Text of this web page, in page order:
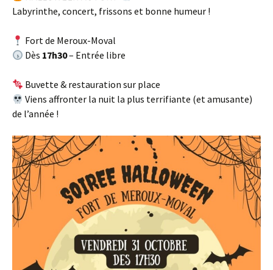
Labyrinthe, concert, frissons et bonne humeur !
Fort de Meroux-Moval
Dès 17h30– Entrée libre
Buvette & restauration sur place
Viens affronter la nuit la plus terrifiante (et amusante)
de l’année !